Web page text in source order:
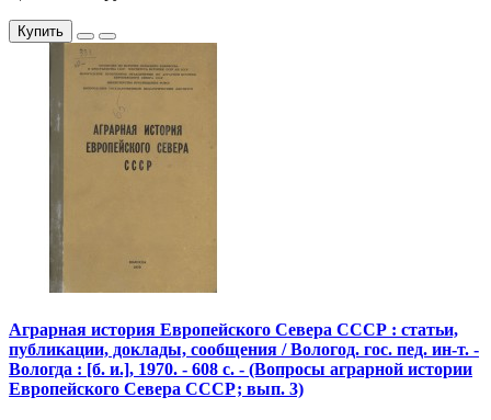
Купить
Аграрная история Европейского Севера СССР : статьи,
публикации, доклады, сообщения / Вологод. гос. пед. ин-т. -
Вологда : [б. и.], 1970. - 608 с. - (Вопросы аграрной истории
Европейского Севера СССР; вып. 3)